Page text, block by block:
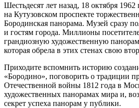
Шестьдесят лет назад, 18 октября
на Кутузовском проспекте
Бородинская панорама. Музей сразу
и гостям города. Миллионы
грандиозную художественную
которая обрела в этих стенах свою
Приходите вспомнить историю
«Бородино», поговорить о традиции
Отечественной войны 1812 года в
художественных панорамах мира и,
секрет успеха панорам у публики.